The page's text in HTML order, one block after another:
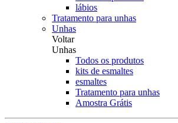
lábios
Tratamento para unhas
Unhas
Voltar
Unhas
Todos os produtos
kits de esmaltes
esmaltes
Tratamento para unhas
Amostra Grátis